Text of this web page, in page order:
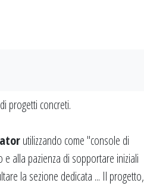
progetti concreti.
utilizzando come "console di
alla pazienza di sopportare iniziali
la sezione dedicata ... Il progetto,